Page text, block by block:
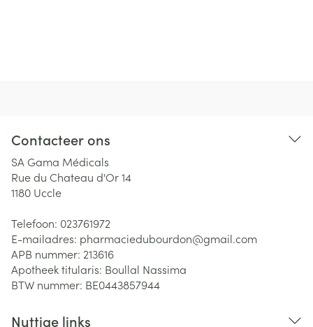
Contacteer ons
SA Gama Médicals
Rue du Chateau d'Or 14
1180 Uccle
Telefoon: 023761972
E-mailadres: pharmaciedubourdon@gmail.com
APB nummer: 213616
Apotheek titularis: Boullal Nassima
BTW nummer: BE0443857944
Nuttige links